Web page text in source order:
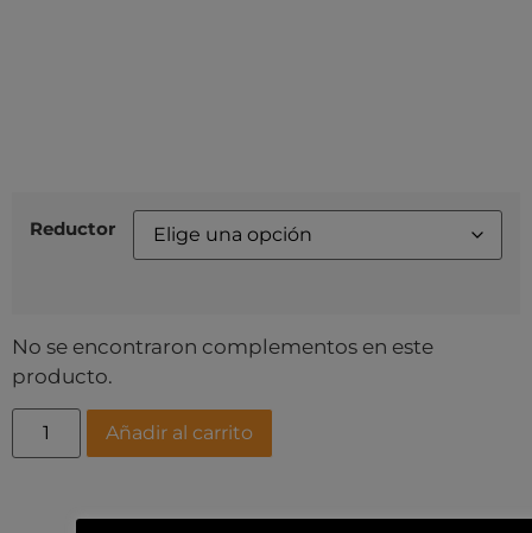
Reductor
No se encontraron complementos en este
producto.
Añadir al carrito